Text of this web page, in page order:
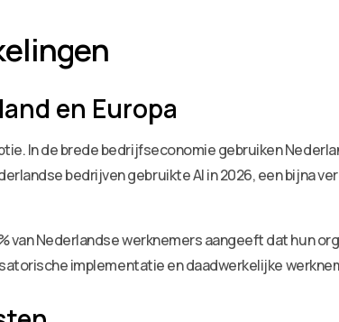
en Europa
In de brede bedrijfseconomie gebruiken
bedrijven gebruikte AI in 2026, een bijna
van Nederlandse werknemers aangeeft dat hun
implementatie en daadwerkelijke